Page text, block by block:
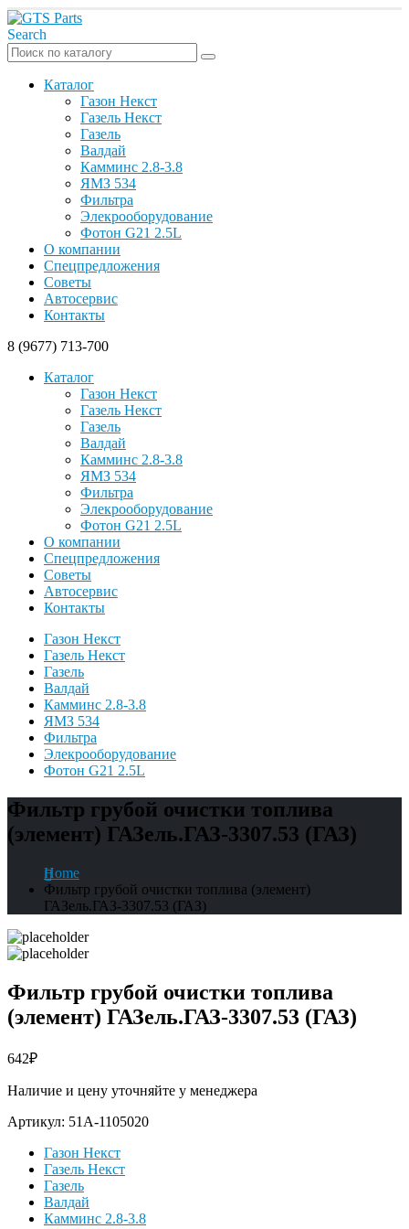
Search
Каталог
Газон Некст
Газель Некст
Газель
Валдай
Камминс 2.8-3.8
ЯМЗ 534
Фильтра
Элекрооборудование
Фотон G21 2.5L
О компании
Спецпредложения
Советы
Автосервис
Контакты
8 (9677) 713-700
Каталог
Газон Некст
Газель Некст
Газель
Валдай
Камминс 2.8-3.8
ЯМЗ 534
Фильтра
Элекрооборудование
Фотон G21 2.5L
О компании
Спецпредложения
Советы
Автосервис
Контакты
Газон Некст
Газель Некст
Газель
Валдай
Камминс 2.8-3.8
ЯМЗ 534
Фильтра
Элекрооборудование
Фотон G21 2.5L
Фильтр грубой очистки топлива
(элемент) ГАЗель.ГАЗ-3307.53 (ГАЗ)
Home
Фильтр грубой очистки топлива (элемент)
ГАЗель.ГАЗ-3307.53 (ГАЗ)
Фильтр грубой очистки топлива
(элемент) ГАЗель.ГАЗ-3307.53 (ГАЗ)
642₽
Наличие и цену уточняйте у менеджера
Артикул: 51A-1105020
Газон Некст
Газель Некст
Газель
Валдай
Камминс 2.8-3.8